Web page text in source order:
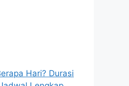
Hari? Durasi